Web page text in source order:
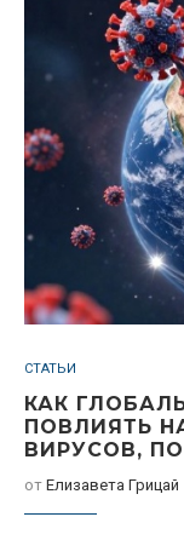
СТАТЬИ
КАК
ПОВЛИЯТЬ
ВИРУСОВ,
от Елизавета Грицай